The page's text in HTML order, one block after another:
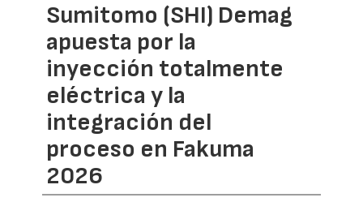
Sumitomo (SHI) Demag
apuesta por la
inyección totalmente
eléctrica y la
integración del
proceso en Fakuma
2026